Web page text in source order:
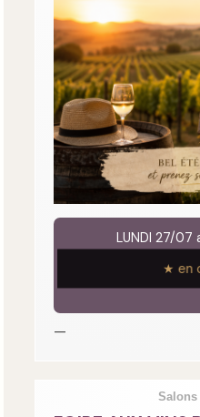
LUNDI 27/
★ en
—
Salons